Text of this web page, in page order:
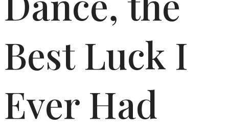
Best Luck I
Ever Had